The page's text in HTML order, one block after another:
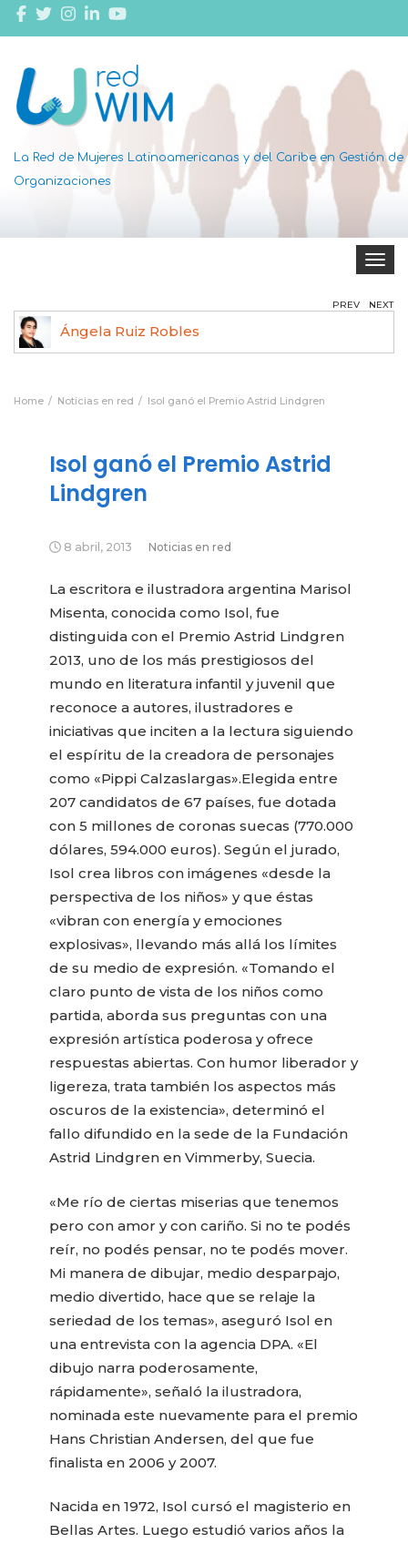
La Red de Mujeres Latinoamericanas y del Caribe en Gestión de
Organizaciones
Toggle
Ángela Ruiz Robles
PREV NEXT
Home Noticias en red Isol ganó el Premio Astrid Lindgren
Isol ganó el Premio Astrid
Lindgren
8 abril, 2013 Noticias en red
La escritora e ilustradora argentina Marisol
Misenta, conocida como Isol, fue
distinguida con el Premio Astrid Lindgren
2013, uno de los más prestigiosos del
mundo en literatura infantil y juvenil que
reconoce a autores, ilustradores e
iniciativas que inciten a la lectura siguiendo
el espíritu de la creadora de personajes
como «Pippi Calzaslargas».Elegida entre
207 candidatos de 67 países, fue dotada
con 5 millones de coronas suecas (770.000
dólares, 594.000 euros). Según el jurado,
Isol crea libros con imágenes «desde la
perspectiva de los niños» y que éstas
«vibran con energía y emociones
explosivas», llevando más allá los límites
de su medio de expresión. «Tomando el
claro punto de vista de los niños como
partida, aborda sus preguntas con una
expresión artística poderosa y ofrece
respuestas abiertas. Con humor liberador y
ligereza, trata también los aspectos más
oscuros de la existencia», determinó el
fallo difundido en la sede de la Fundación
Astrid Lindgren en Vimmerby, Suecia.
«Me río de ciertas miserias que tenemos
pero con amor y con cariño. Si no te podés
reír, no podés pensar, no te podés mover.
Mi manera de dibujar, medio desparpajo,
medio divertido, hace que se relaje la
seriedad de los temas», aseguró Isol en
una entrevista con la agencia DPA. «El
dibujo narra poderosamente,
rápidamente», señaló la ilustradora,
nominada este nuevamente para el premio
Hans Christian Andersen, del que fue
finalista en 2006 y 2007.
Nacida en 1972, Isol cursó el magisterio en
Bellas Artes. Luego estudió varios años la